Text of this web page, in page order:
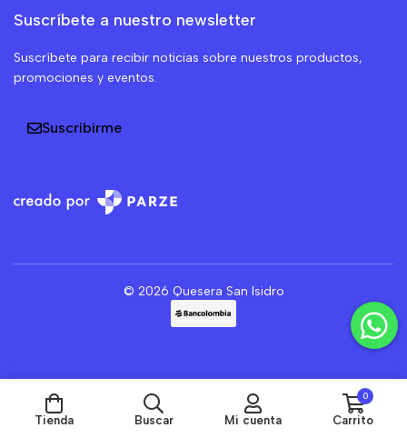
Suscríbete a nuestro newsletter
Suscríbete para recibir noticias sobre nuestros productos,
promociones y eventos.
Suscribirme
© 2026 Quesera San Isidro
Tienda Buscar Mi cuenta
0
Carrito